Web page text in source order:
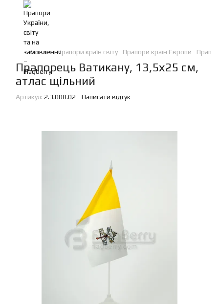
Каталог Прапори країн світу Прапори країн Європи
Прапорець Ватикану, 13,5х25 см,
атлас щільний
Артикул: 2.3.008.02 Написати відгук